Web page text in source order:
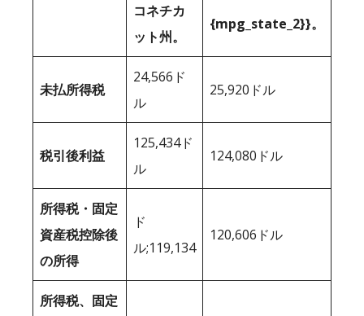
コネチカ
ット州。
{mpg_state_2}}。
未払所得税
24,566ド
ル
25,920ドル
税引後利益
125,434ド
ル
124,080ドル
所得税・固定
資産税控除後
の所得
ド
ル;119,134
120,606ドル
所得税、固定